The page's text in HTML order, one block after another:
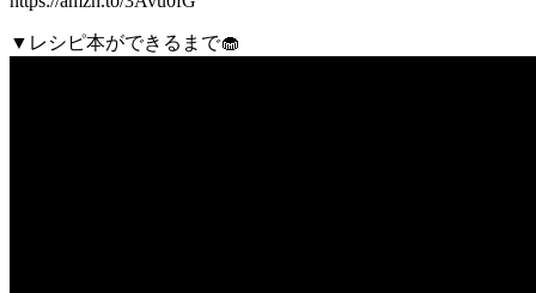
▼レシピ本ができるまで🧁